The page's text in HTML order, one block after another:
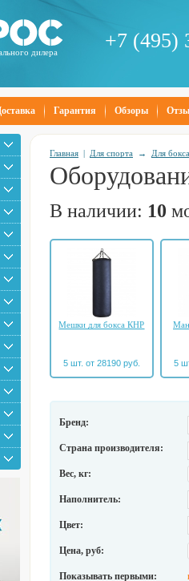
дилера
+7 (495)
Гарантия Обзоры
Главная | Для спорта → Для бокса
В наличии: 10
Мешки для бокса КНР
5 шт. от 28190 руб. 5
Бренд:
Страна производителя:
Вес, кг:
Наполнитель:
Цвет:
Цена, руб:
Показывать первыми: